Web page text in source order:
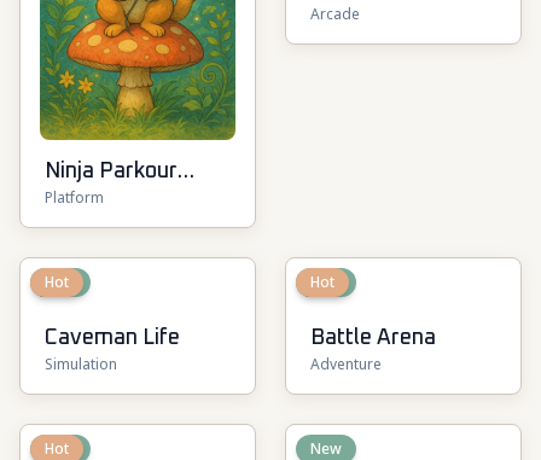
Ninja Parkour
Multiplayer
Platform
Arcade
New
Hot
Caveman Life
Simulation
New
Hot
Battle Arena
Adventure
New
Hot New